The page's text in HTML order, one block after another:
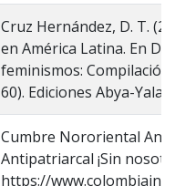
Cruz Hernández, D. T.
en América Latina. En D.
feminismos:
60). Ediciones Abya-Yala.
Cumbre Nororiental
Antipatriarcal ¡Sin
https://